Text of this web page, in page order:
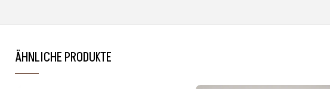
ÄHNLICHE PRODUKTE